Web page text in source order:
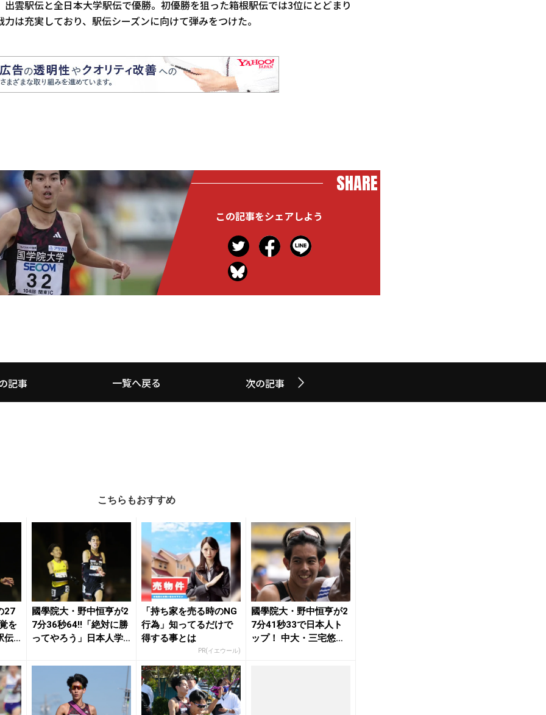
出雲駅伝と全日本大学駅伝で優勝。初優勝を狙った箱根駅伝では3位にとどまり
は充実しており、駅伝シーズンに向けて弾みをつけた。
SHARE
この記事をシェアしよう
記事 一覧へ戻る 次の記事
こちらもおすすめ
27
を
伝
國學院大・野中恒亨が2
7分36秒64!!「絶対に勝
ってやろう」日本人学
「持ち家を売る時のNG
行為」知ってるだけで
得する事とは
PR(イエウール)
國學院大・野中恒亨が2
7分41秒33で日本人ト
ップ！ 中大・三宅悠